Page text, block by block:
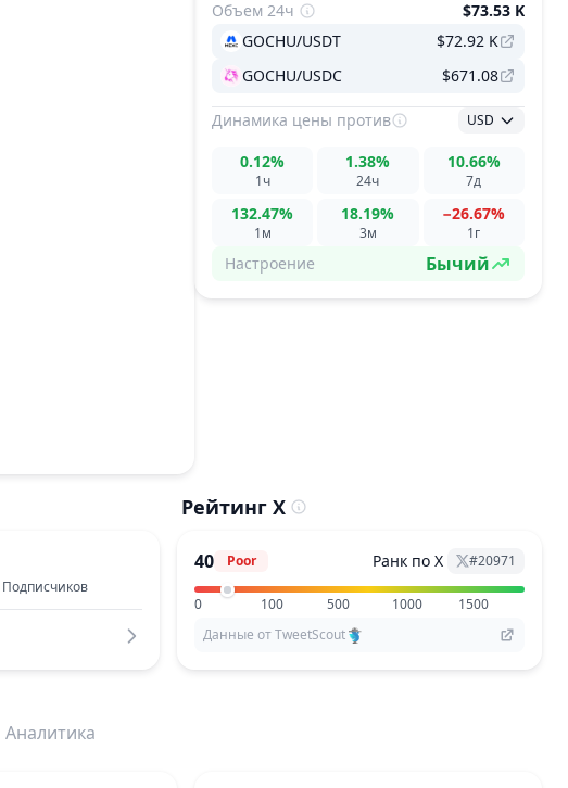
Объем 24ч
$73.53 K
GOCHU/USDT
$72.92 K
GOCHU/USDC
$671.08
Динамика цены против USD
1ч
0.12%
24ч
1.38%
7д
10.66%
1м
132.47%
3м
18.19%
1г
−26.67%
Настроение Бычий
Подписчиков
Рейтинг X
40 Poor Ранк по X #20971
0 100 500 1000
1500
Данные от TweetScout
Аналитика